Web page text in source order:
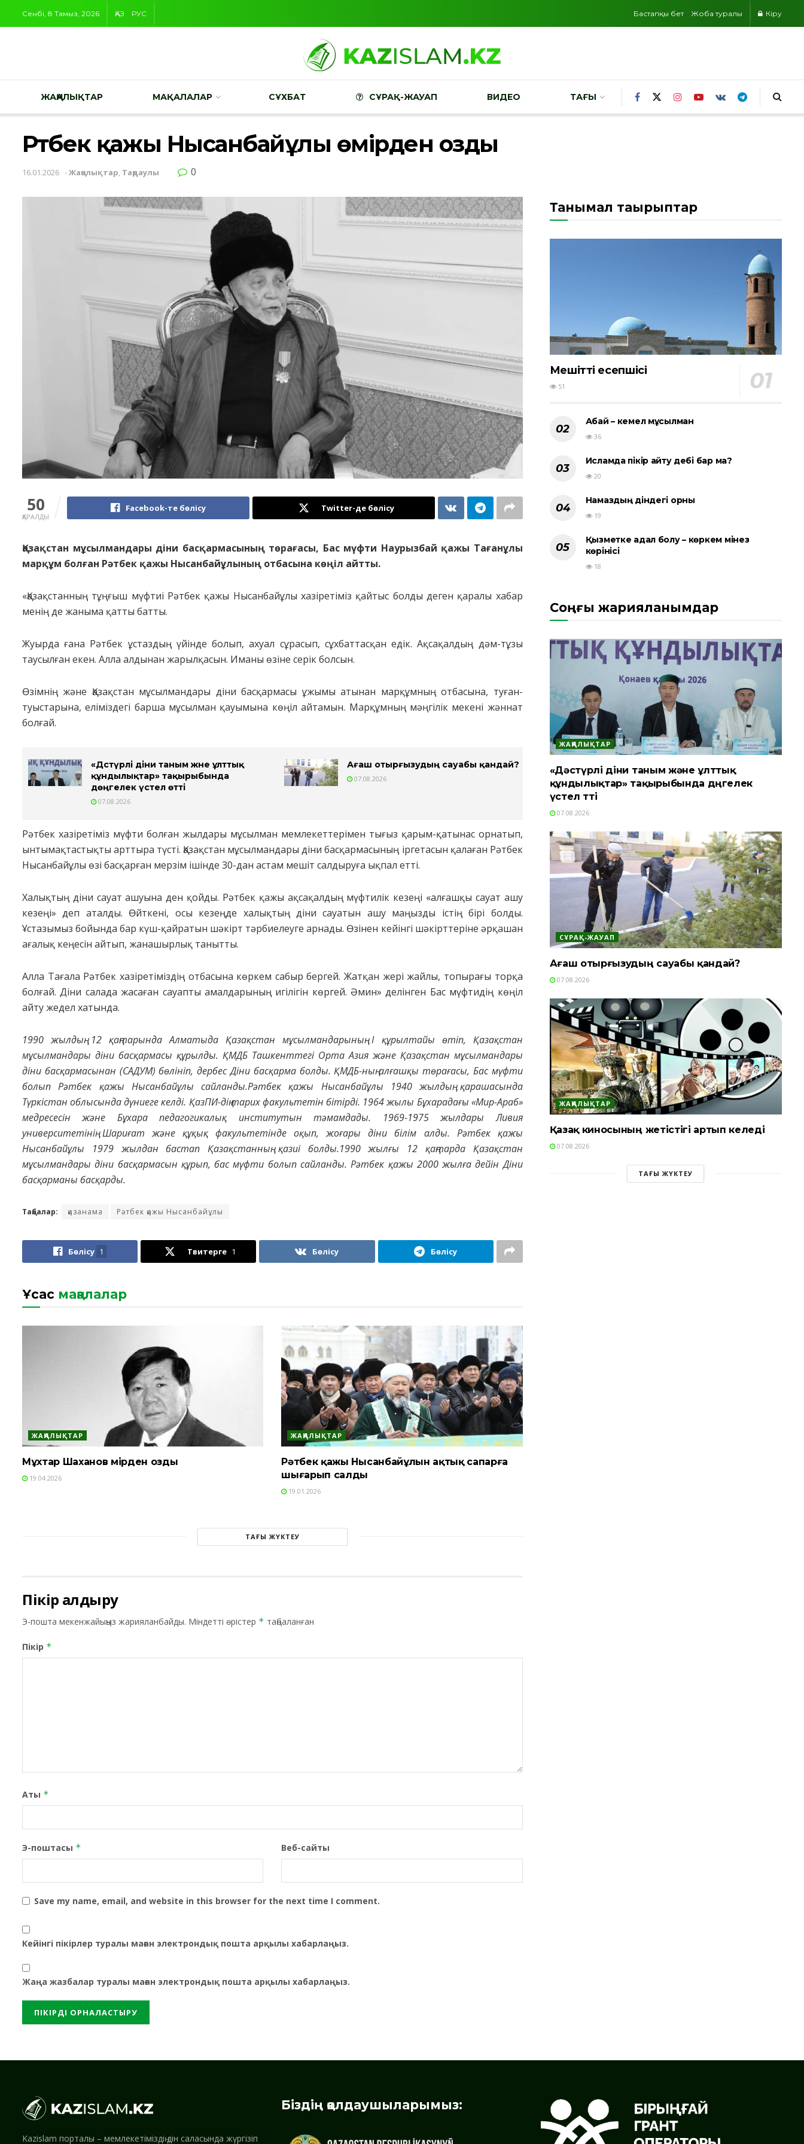
Сенбі, 8 Тамыз, 2026 ҚАЗ РУС Бастапқы бет Жоба туралы Кіру
ЖАҢАЛЫҚТАР МАҚАЛАЛАР СҰХБАТ СҰРАҚ-ЖАУАП ВИДЕО ТАҒЫ
Рәтбек қажы Нысанбайұлы өмірден озды
16.01.2026 -Жаңалықтар, Таңдаулы 0
50
ҚАРАЛДЫ
Facebook-те бөлісу Twitter-де бөлісу
Қазақстан мұсылмандары діни басқармасының төрағасы, Бас мүфти Наурызбай қажы Тағанұлы
марқұм болған Рәтбек қажы Нысанбайұлының отбасына көңіл айтты.
«Қазақстанның тұңғыш мүфтиі Рәтбек қажы Нысанбайұлы хазіретіміз қайтыс болды деген қаралы хабар
менің де жаныма қатты батты.
Жуырда ғана Рәтбек ұстаздың үйінде болып, ахуал сұрасып, сұхбаттасқан едік. Ақсақалдың дәм-тұзы
таусылған екен. Алла алдынан жарылқасын. Иманы өзіне серік болсын.
Өзімнің және Қазақстан мұсылмандары діни басқармасы ұжымы атынан марқұмның отбасына, туған-
туыстарына, еліміздегі барша мұсылман қауымына көңіл айтамын. Марқұмның мәңгілік мекені жәннат
болғай.
«Дәстүрлі діни таным және ұлттық
құндылықтар» тақырыбында
дөңгелек үстел өтті
07.08.2026
Ағаш отырғызудың сауабы қандай?
07.08.2026
Рәтбек хазіретіміз мүфти болған жылдары мұсылман мемлекеттерімен тығыз қарым-қатынас орнатып,
ынтымақтастықты арттыра түсті. Қазақстан мұсылмандары діни басқармасының іргетасын қалаған Рәтбек
Нысанбайұлы өзі басқарған мерзім ішінде 30-дан астам мешіт салдыруға ықпал етті.
Халықтың діни сауат ашуына ден қойды. Рәтбек қажы ақсақалдың мүфтилік кезеңі «алғашқы сауат ашу
кезеңі» деп аталды. Өйткені, осы кезеңде халықтың діни сауатын ашу маңызды істің бірі болды.
Ұстазымыз бойында бар күш-қайратын шәкірт тәрбиелеуге арнады. Өзінен кейінгі шәкірттеріне әрқашан
ағалық кеңесін айтып, жанашырлық танытты.
Алла Тағала Рәтбек хазіретіміздің отбасына көркем сабыр бергей. Жатқан жері жайлы, топырағы торқа
болғай. Діни салада жасаған сауапты амалдарының игілігін көргей. Әмин» делінген Бас мүфтидің көңіл
айту жедел хатында.
1990 жылдың 12 қаңтарында Алматыда Қазақстан мұсылмандарының І құрылтайы өтіп, Қазақстан
мұсылмандары діни басқармасы құрылды. ҚМДБ Ташкенттегі Орта Азия және Қазақстан мұсылмандары
діни басқармасынан (САДУМ) бөлініп, дербес Діни басқарма болды. ҚМДБ-ның алғашқы төрағасы, Бас мүфти
болып Рәтбек қажы Нысанбайұлы сайланды.Рәтбек қажы Нысанбайұлы 1940 жылдың қарашасында
Түркістан облысында дүниеге келді. ҚазПИ-дің тарих факультетін бітірді. 1964 жылы Бұхарадағы «Мир-Араб»
медресесін және Бұхара педагогикалық институтын тәмамдады. 1969-1975 жылдары Ливия
университетінің Шариғат және құқық факультетінде оқып, жоғары діни білім алды. Рәтбек қажы
Нысанбайұлы 1979 жылдан бастап Қазақстанның қазиі болды.1990 жылғы 12 қаңтарда Қазақстан
мұсылмандары діни басқармасын құрып, бас мүфти болып сайланды. Рәтбек қажы 2000 жылға дейін Діни
басқарманы басқарды.
Таңбалар: қазанама Рәтбек қажы Нысанбайұлы
Бөлісу 1 Твитерге 1 Бөлісу Бөлісу
Ұқсас мақалалар
ЖАҢАЛЫҚТАР
Мұхтар Шаханов өмірден озды
19.04.2026
ЖАҢАЛЫҚТАР
Рәтбек қажы Нысанбайұлын ақтық сапарға
шығарып салды
19.01.2026
ТАҒЫ ЖҮКТЕУ
Пікір қалдыру
Э-пошта мекенжайыңыз жарияланбайды. Міндетті өрістер * таңбаланған
Пікір *
Аты *
Э-поштасы * Веб-сайты
Save my name, email, and website in this browser for the next time I comment.
Кейінгі пікірлер туралы маған электрондық пошта арқылы хабарлаңыз.
Жаңа жазбалар туралы маған электрондық пошта арқылы хабарлаңыз.
Танымал тақырыптар
Мешіттің есепшісі
51
Абай – кемел мұсылман
36
Исламда пікір айту әдебі бар ма?
20
Намаздың діндегі орны
19
Қызметке адал болу – көркем мінез
көрінісі
18
Соңғы жарияланымдар
ЖАҢАЛЫҚТАР
«Дәстүрлі діни таным және ұлттық
құндылықтар» тақырыбында дөңгелек
үстел өтті
07.08.2026
СҰРАҚ-ЖАУАП
Ағаш отырғызудың сауабы қандай?
07.08.2026
ЖАҢАЛЫҚТАР
Қазақ киносының жетістігі артып келеді
07.08.2026
ТАҒЫ ЖҮКТЕУ
Kazislam порталы – мемлекетіміздің дін саласында жүргізіп
Біздің қолдаушыларымыз: